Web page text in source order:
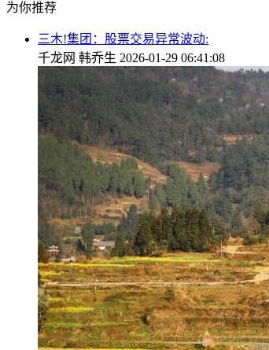
为你推荐
三木!集团：股票交易异常波动:
千龙网 韩乔生 2026-01-29 06:41:08